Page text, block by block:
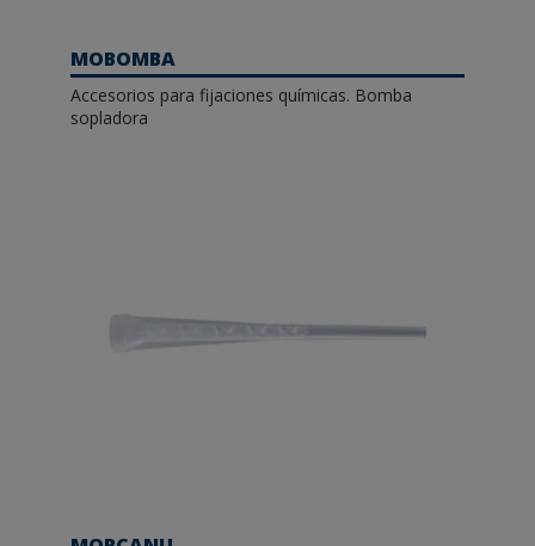
MOBOMBA
Accesorios para fijaciones químicas. Bomba
sopladora